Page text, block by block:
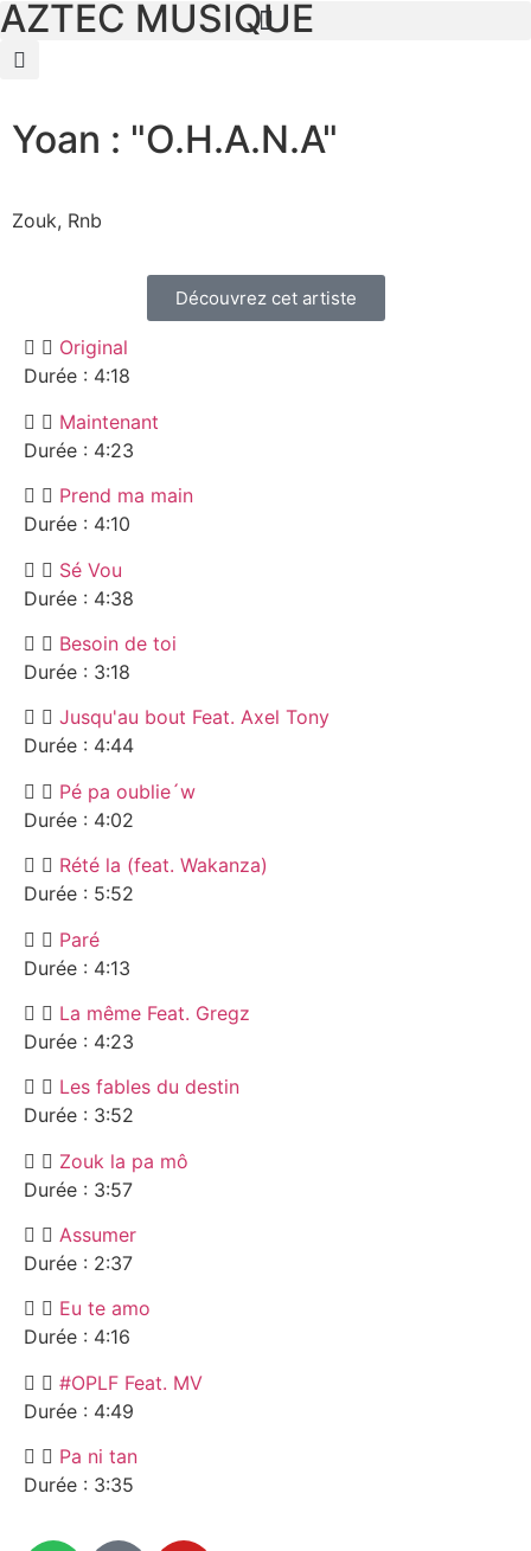
AZTEC MUSIQUE
Yoan : "O.H.A.N.A"
Zouk, Rnb
Découvrez cet artiste
Original
Durée : 4:18
Maintenant
Durée : 4:23
Prend ma main
Durée : 4:10
Sé Vou
Durée : 4:38
Besoin de toi
Durée : 3:18
Jusqu'au bout Feat. Axel Tony
Durée : 4:44
Pé pa oublie´w
Durée : 4:02
Rété la (feat. Wakanza)
Durée : 5:52
Paré
Durée : 4:13
La même Feat. Gregz
Durée : 4:23
Les fables du destin
Durée : 3:52
Zouk la pa mô
Durée : 3:57
Assumer
Durée : 2:37
Eu te amo
Durée : 4:16
#OPLF Feat. MV
Durée : 4:49
Pa ni tan
Durée : 3:35